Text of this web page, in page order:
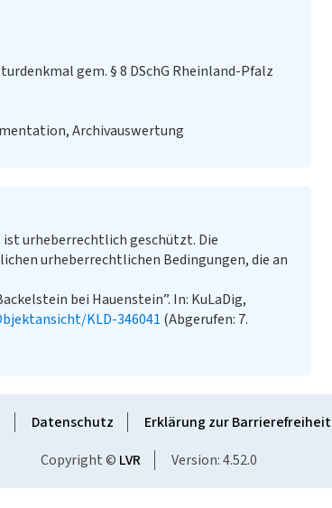
gem. § 8 DSchG Rheinland-Pfalz
Archivauswertung
urheberrechtlich geschützt. Die
urheberrechtlichen Bedingungen, die an
bei Hauenstein”. In: KuLaDig,
KLD-346041 (Abgerufen: 7.
Datenschutz Erklärung zur Barrierefreiheit
Copyright © LVR Version: 4.52.0